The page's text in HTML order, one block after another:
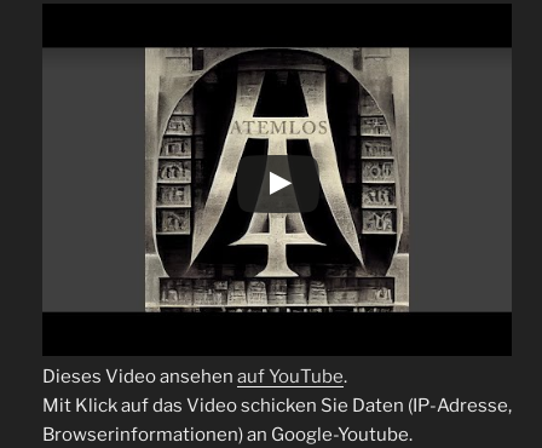
Dieses Video ansehen auf YouTube.
Mit Klick auf das Video schicken Sie Daten (IP-Adresse,
Browserinformationen) an Google-Youtube.